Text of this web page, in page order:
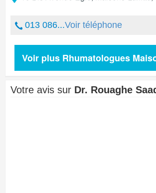
013 086...Voir téléphone
Voir plus Rhumatologues
Votre avis sur Dr. Rouaghe